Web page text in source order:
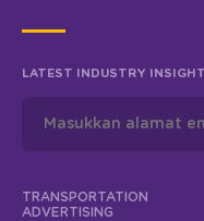
LATEST INDUSTRY
TRANSPORTATION
ADVERTISING